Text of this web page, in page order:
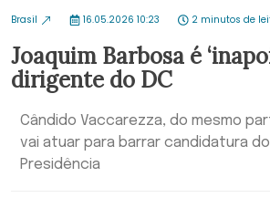
Brasil 16.05.2026 10:23 2 minutos de
Joaquim Barbosa é
dirigente do DC
Cândido Vaccarezza, do mesmo
vai atuar para barrar candidatura
Presidência